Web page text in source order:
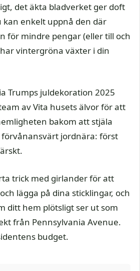
det äkta bladverket ger doft
kan enkelt uppnå den där
för mindre pengar (eller till och
vintergröna växter i din
Trumps juldekoration 2025
av Vita husets älvor för att
bakom att stjäla
förvånansvärt jordnära: först
trick med girlander för att
lägga på dina sticklingar, och
ditt hem plötsligt ser ut som
från Pennsylvania Avenue.
budget.